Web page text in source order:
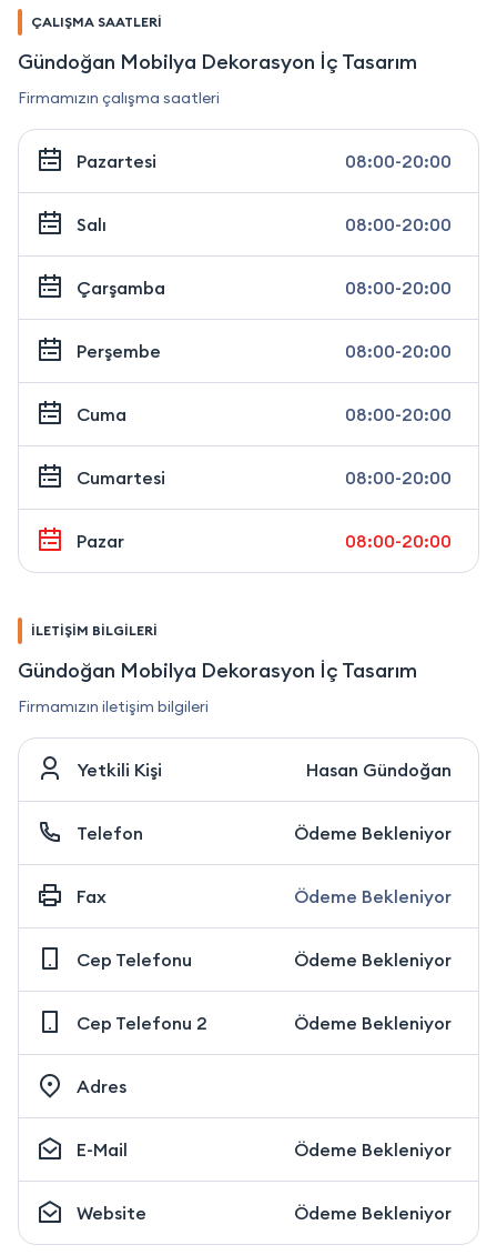
ÇALIŞMA SAATLERİ
Gündoğan Mobilya Dekorasyon İç Tasarım
Firmamızın çalışma saatleri
Pazartesi 08:00-20:00
Salı 08:00-20:00
Çarşamba 08:00-20:00
Perşembe 08:00-20:00
Cuma 08:00-20:00
Cumartesi 08:00-20:00
Pazar 08:00-20:00
İLETİŞİM BİLGİLERİ
Gündoğan Mobilya Dekorasyon İç Tasarım
Firmamızın iletişim bilgileri
Yetkili Kişi Hasan Gündoğan
Telefon Ödeme Bekleniyor
Fax Ödeme Bekleniyor
Cep Telefonu Ödeme Bekleniyor
Cep Telefonu 2 Ödeme Bekleniyor
Adres
E-Mail Ödeme Bekleniyor
Website Ödeme Bekleniyor